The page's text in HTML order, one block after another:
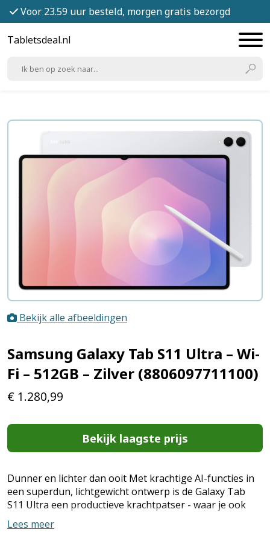
Voor 23.59 uur besteld, morgen gratis bezorgd
Tabletsdeal.nl
Bekijk alle afbeeldingen
Samsung Galaxy Tab S11 Ultra – Wi-
Fi – 512GB – Zilver (8806097711100)
€ 1.280,99
Bekijk laagste prijs
Dunner en lichter dan ooit Met krachtige AI-functies in
een superdun, lichtgewicht ontwerp is de Galaxy Tab
S11 Ultra een productieve krachtpatser - waar je ook
bent. Het enorme scherm en de oplaadvrije, zeshoekige
pen maken van de Galaxy Tab S11 Ultra de ultieme
Lees meer